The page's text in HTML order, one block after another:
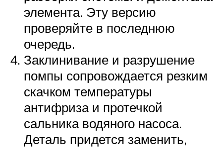
элемента. Эту версию
проверяйте в последнюю
очередь.
Заклинивание и разрушение
помпы сопровождается резким
скачком температуры
антифриза и протечкой
сальника водяного насоса.
Деталь придется заменить,